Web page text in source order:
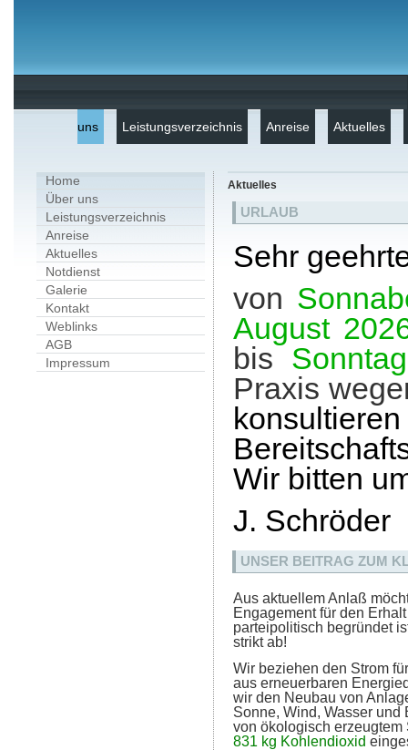
uns Leistungsverzeichnis Anreise Aktuelles
Home
Über uns
Leistungsverzeichnis
Anreise
Aktuelles
Notdienst
Galerie
Kontakt
Weblinks
AGB
Impressum
Aktuelles
URLAUB
Sehr
von
August
bis Sonntag
Praxis
Wir bitten
J. Schröder
UNSER BEITRAG ZUM
Aus aktuellem Anlaß
Engagement für den
parteipolitisch begründet
strikt ab!
Wir beziehen den Strom
aus erneuerbaren
wir den Neubau von
Sonne, Wind, Wasser
von ökologisch
831 kg Kohlendioxid